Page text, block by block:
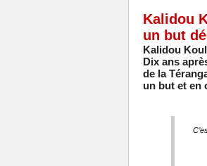
Kalidou
un but
Kalidou
Dix ans
de la
un but et en